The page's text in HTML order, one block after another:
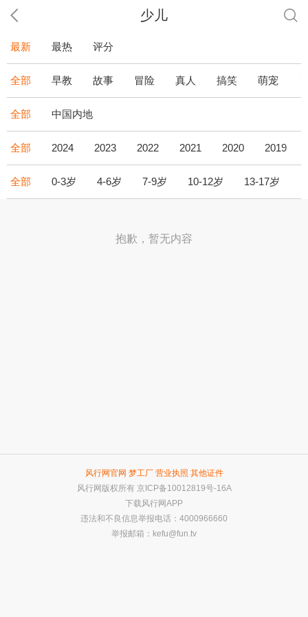
少儿
最新 最热 评分
全部 早教 故事 冒险 真人 搞笑 萌宠
全部 中国内地
全部 2024 2023 2022 2021 2020 2019
全部 0-3岁 4-6岁 7-9岁 10-12岁 13-17岁
抱歉，暂无内容
风行网官网 梦工厂 营业执照 其他证件
风行网版权所有 京ICP备10012819号-16A
下载风行网APP
违法和不良信息举报电话：4000966660
举报邮箱： kefu@fun.tv